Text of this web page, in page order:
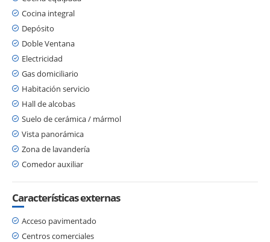
Cocina integral
Depósito
Doble Ventana
Electricidad
Gas domiciliario
Habitación servicio
Hall de alcobas
Suelo de cerámica / mármol
Vista panorámica
Zona de lavandería
Comedor auxiliar
Características externas
Acceso pavimentado
Centros comerciales